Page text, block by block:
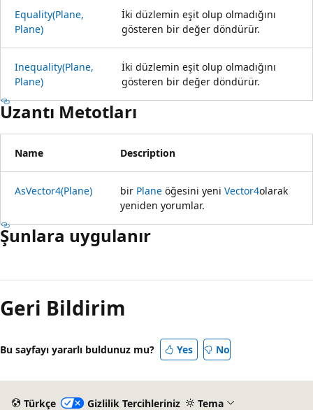
Equality(Plane,
Plane)
İki düzlemin eşit olup olmadığını
gösteren bir değer döndürür.
Inequality(Plane,
Plane)
İki düzlemin eşit olup olmadığını
gösteren bir değer döndürür.
Uzantı Metotları
Name Description
AsVector4(Plane) bir Plane öğesini yeni Vector4olarak
yeniden yorumlar.
Şunlara uygulanır
modu
devre
Geri Bildirim
Bu sayfayı yararlı buldunuz mu? Yes No
Türkçe Gizlilik Tercihleriniz Tema